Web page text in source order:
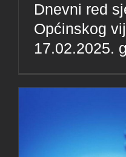
Dnevni red
Općinskog
17.02.2025.